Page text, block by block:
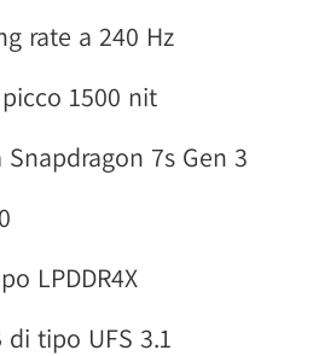
rate a 240 Hz
1500 nit
7s Gen 3
LPDDR4X
di tipo UFS 3.1